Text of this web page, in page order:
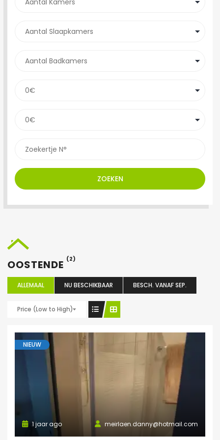
ZOEKEN
OOSTENDE (2)
ALLEMAAL NU BESCHIKBAAR BESCH. VANAF SEP.
Price (Low to High)
NIEUW
meirlaen.danny@hotmail.com
1 jaar ago